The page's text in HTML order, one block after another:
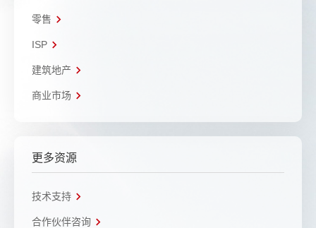
零售
ISP
建筑地产
商业市场
更多资源
技术支持
合作伙伴咨询